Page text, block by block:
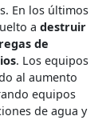
En los últimos
a destruir
de
. Los equipos
al aumento
equipos
de agua y